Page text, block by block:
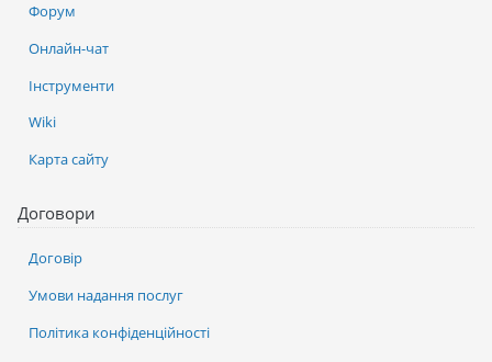
Форум
Онлайн-чат
Інструменти
Wiki
Карта сайту
Договори
Договір
Умови надання послуг
Політика конфіденційності